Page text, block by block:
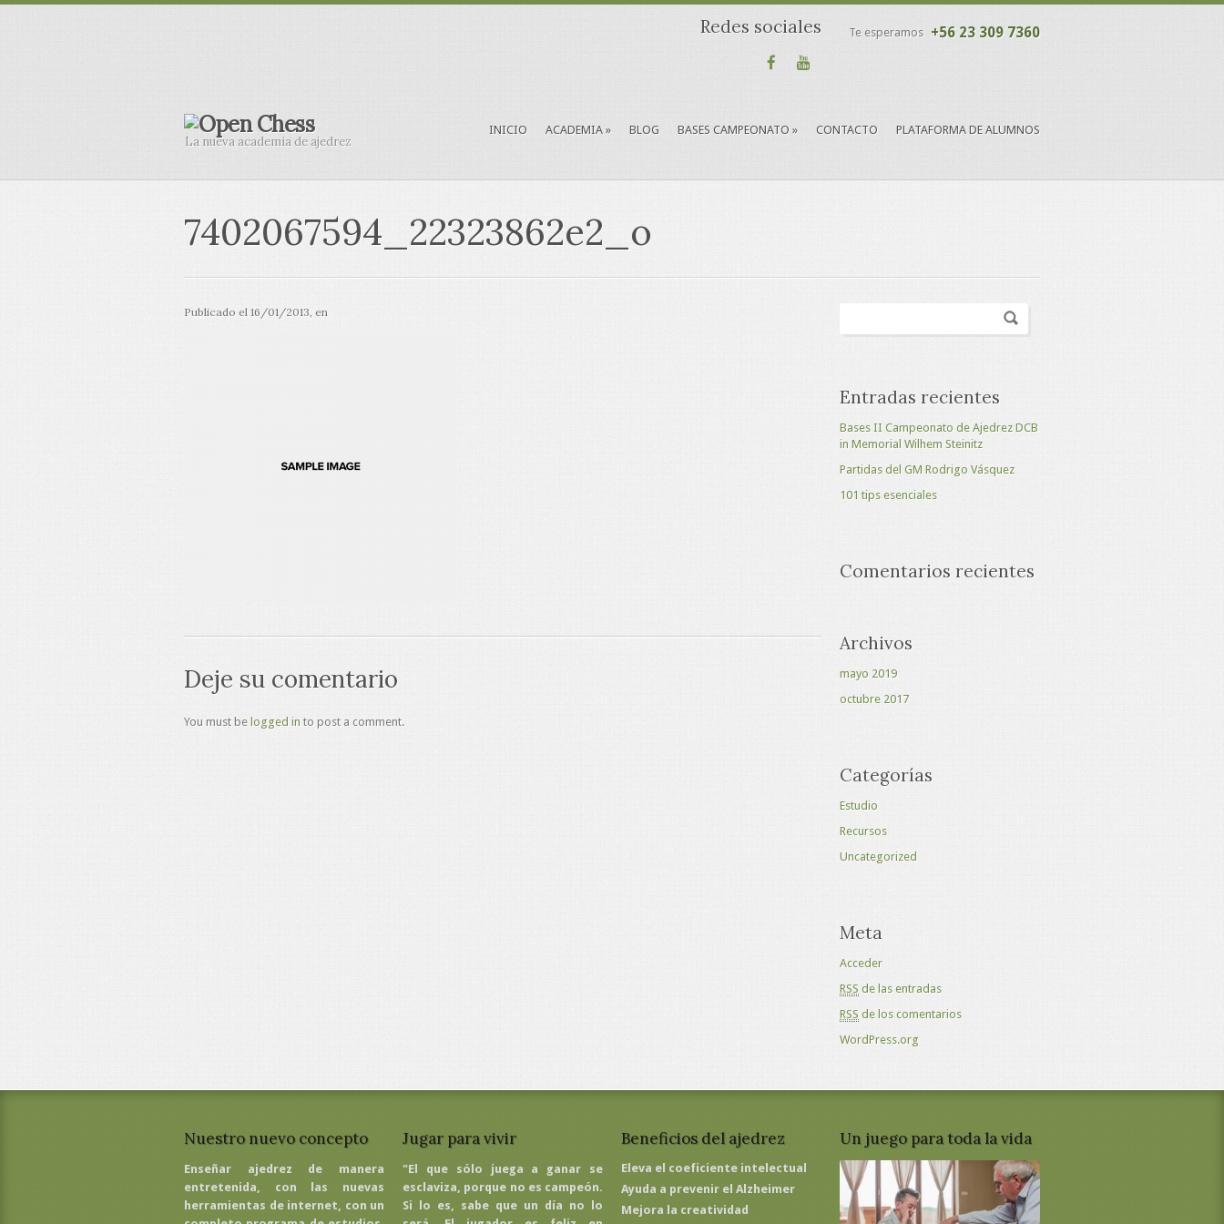
Te esperamos +56 23 309 7360
Redes sociales
La nueva academia de ajedrez
INICIO ACADEMIA » BLOG BASES CAMPEONATO » CONTACTO PLATAFORMA DE ALUMNOS
7402067594_22323862e2_o
Publicado el 16/01/2013, en
Deje su comentario
You must be logged in to post a comment.
Entradas recientes
Bases II Campeonato de Ajedrez DCB
in Memorial Wilhem Steinitz
Partidas del GM Rodrigo Vásquez
101 tips esenciales
Comentarios recientes
Archivos
mayo 2019
octubre 2017
Categorías
Estudio
Recursos
Uncategorized
Meta
Acceder
RSS de las entradas
RSS de los comentarios
WordPress.org
Nuestro nuevo concepto
Enseñar ajedrez de manera
entretenida, con las nuevas
herramientas de internet, con un
Jugar para vivir
"El que sólo juega a ganar se
esclaviza, porque no es campeón.
Si lo es, sabe que un día no lo
Beneficios del ajedrez
Eleva el coeficiente intelectual
Ayuda a prevenir el Alzheimer
Mejora la creatividad
Un juego para toda la vida